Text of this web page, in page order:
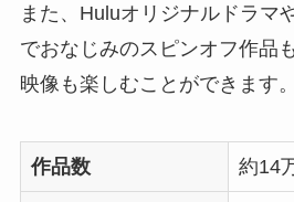
また、Huluオリジナルドラマ
でおなじみのスピンオフ作品
映像も楽しむことができます。
作品数 約14